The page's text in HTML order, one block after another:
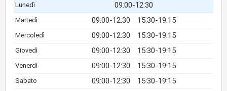
Lunedì 09:00-12:30
Martedì 09:00-12:30 15:30-19:15
Mercoledì 09:00-12:30 15:30-19:15
Giovedì 09:00-12:30 15:30-19:15
Venerdì 09:00-12:30 15:30-19:15
Sabato 09:00-12:30 15:30-19:15